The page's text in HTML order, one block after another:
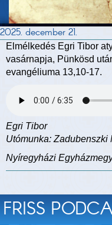
2025. december 21.
Elmélkedés Egri Tibor
vasárnapja, Pünkösd
evangéliuma 13,10-17.
Egri Tibor
Utómunka: Zadubenszki
Nyíregyházi
FRISS